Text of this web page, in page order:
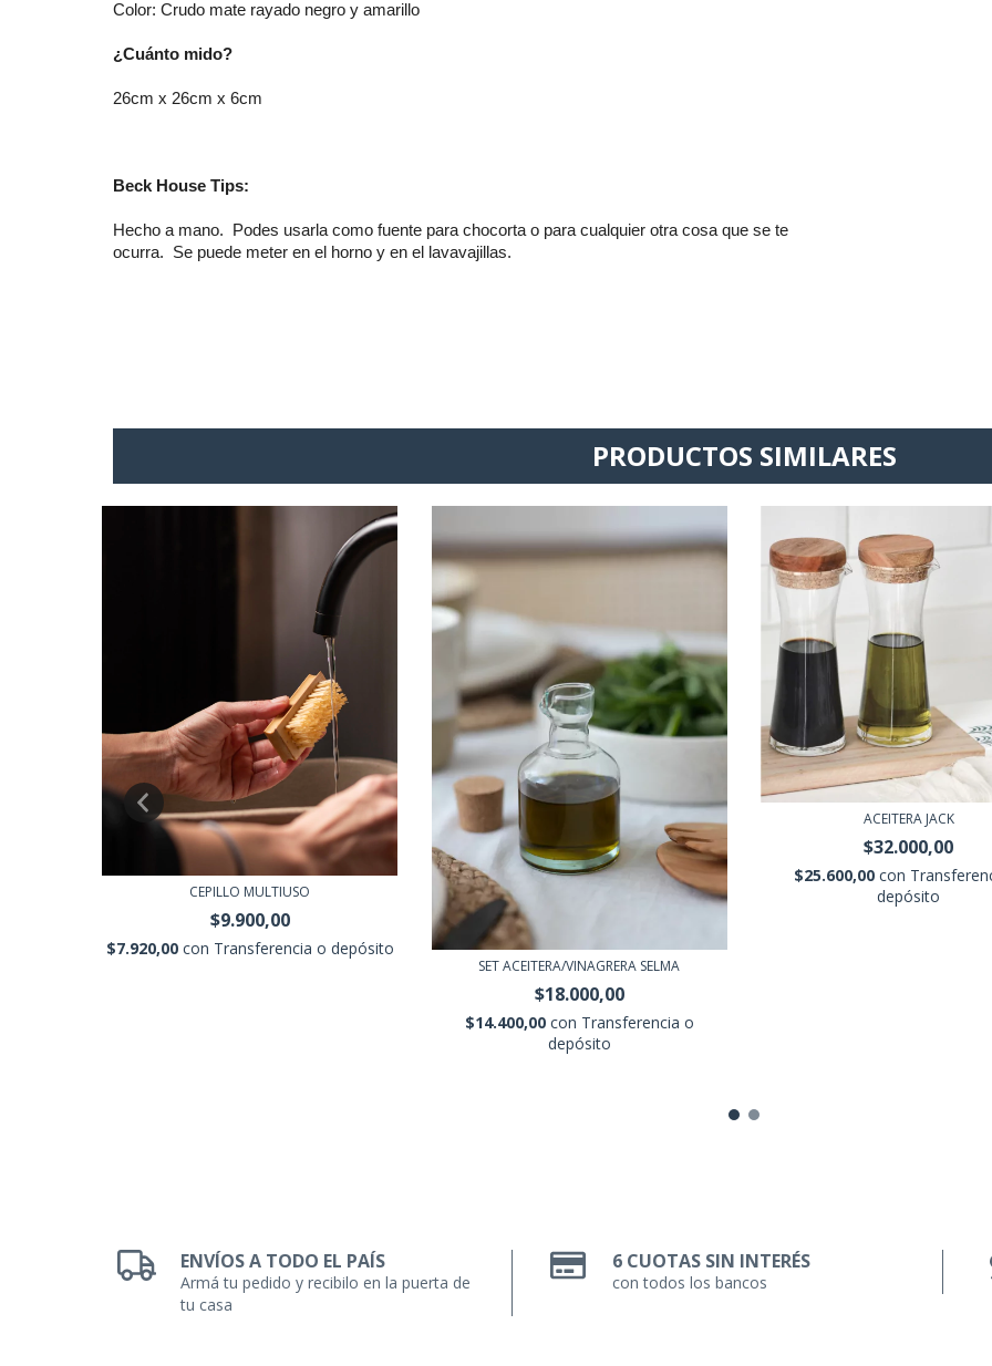
Color: Crudo mate rayado negro y amarillo
¿Cuánto mido?
26cm x 26cm x 6cm
Beck House Tips:
Hecho a mano. Podes usarla como fuente para chocorta o para cualquier otra cosa que se te
ocurra. Se puede meter en el horno y en el lavavajillas.
PRODUCTOS SIMILARES
CEPILLO MULTIUSO
$9.900,00
$7.920,00 con Transferencia o depósito
SET ACEITERA/VINAGRERA SELMA
$18.000,00
$14.400,00 con Transferencia o
depósito
ACEITERA JACK
$32.000,00
$25.600,00con
depósito
ENVÍOS A TODO EL PAÍS
Armá tu pedido y recibilo en la puerta de
tu casa
6 CUOTAS SIN INTERÉS
con todos los bancos